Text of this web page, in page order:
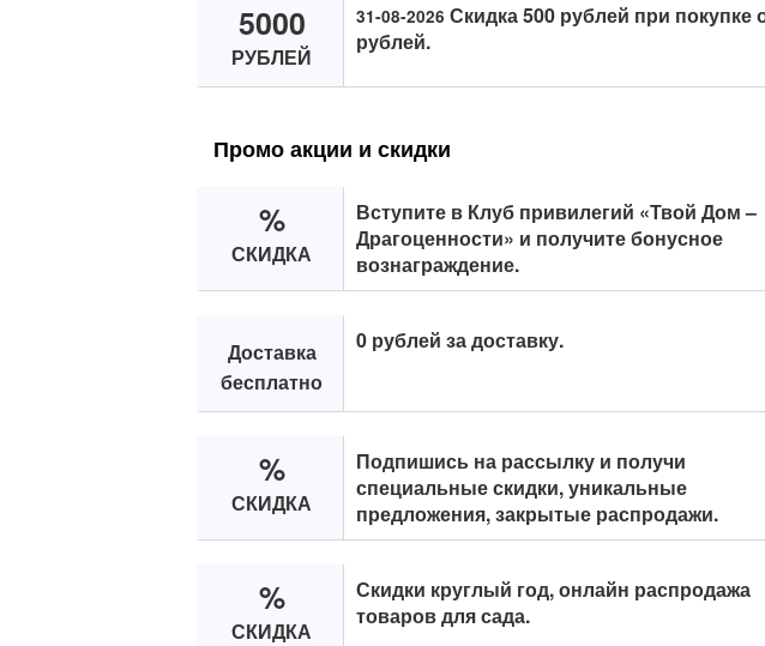
5000
РУБЛЕЙ
31-08-2026 Скидка 500 рублей при покупке
рублей.
Промо акции и скидки
%
СКИДКА
Вступите в Клуб привилегий «Твой Дом –
Драгоценности» и получите бонусное
вознаграждение.
Доставка
бесплатно
0 рублей за доставку.
%
СКИДКА
Подпишись на рассылку и получи
специальные скидки, уникальные
предложения, закрытые распродажи.
%
СКИДКА
Скидки круглый год, онлайн распродажа
товаров для сада.